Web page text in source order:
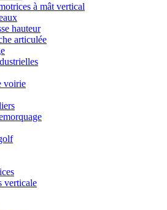
à mât vertical
hauteur
articulée
voirie
verticale